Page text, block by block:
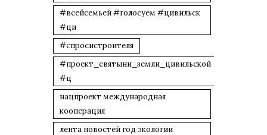
#всейсемьей #голосуем #цивильск
#ци
#спросистроителя
#проект_святыни_земли_цивильской
#ц
нацпроект международная
кооперация
лента новостей год экологии